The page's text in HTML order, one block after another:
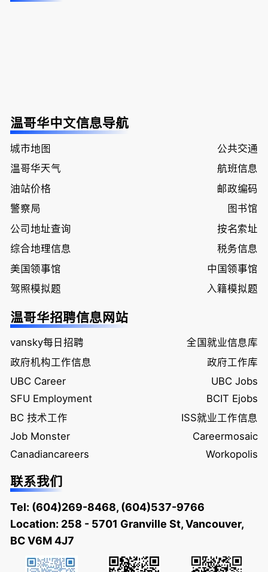
温哥华中文信息导航
城市地图
公共交通
温哥华天气
航班信息
油站价格
邮政编码
警察局
图书馆
公司地址查询
按名索址
综合地理信息
税务信息
美国领事馆
中国领事馆
驾照模拟题
入籍模拟题
温哥华招聘信息网站
vansky每日招聘
全国就业信息库
政府机构工作信息
政府工作库
UBC Career
UBC Jobs
SFU Employment
BCIT Ejobs
BC 技术工作
ISS就业工作信息
Job Monster
Careermosaic
Canadiancareers
Workopolis
联系我们
Tel: (604)269-8468, (604)537-9766
Location: 258 - 5701 Granville St, Vancouver,
BC V6M 4J7